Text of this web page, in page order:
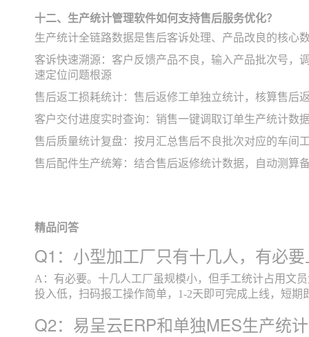
十二、生产统计管理软件如何支持售后服务优化？
生产统计全链路数据是售后客诉处理、产品改良的核心
客诉快速溯源：客户反馈产品不良，输入产品批次号，
速定位问题根源
售后返工损耗统计：售后返修工单独立统计，核算售后
客户交付进度实时查询：销售一键调取订单生产统计数
售后质量统计复盘：按月汇总售后不良批次对应的车间
售后配件生产统筹：结合售后返修统计数据，自动测算
精品问答
Q1：小型加工厂只有十几人，有必
A：有必要。十几人工厂虽规模小，但手工统计占用文
投入低，扫码报工操作简单，1-2天即可完成上线，短期
Q2：易呈云ERP和单独MES生产统